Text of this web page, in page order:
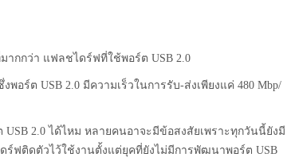
กกว่า แฟลชไดร์ฟที่ใช้พอร์ต USB 2.0
อร์ต USB 2.0 มีความเร็วในการรับ-ส่งเพียงแค่ 480 Mbp/
2.0 ได้ไหม หลายคนอาจะมีข้อสงสัยเพราะทุกวันนี้ยังมี
ฟติดตัวไว้ใช้งานตั้งแต่ยุคที่ยังไม่มีการพัฒนาพอร์ต USB